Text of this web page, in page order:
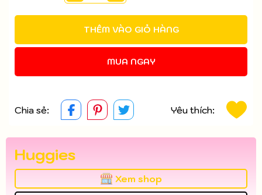
THÊM VÀO GIỎ HÀNG
MUA NGAY
Chia sẻ: Yêu thích:
Huggies
Xem shop